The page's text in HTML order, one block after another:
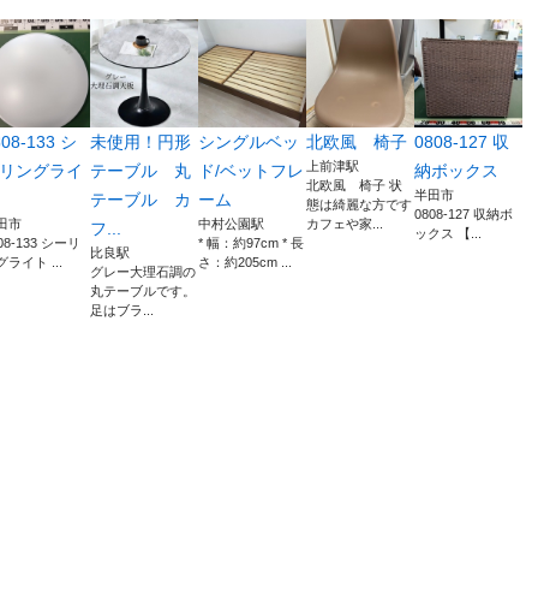
133 シ
ングライ
市
133 シーリ
ライト ...
未使用！円形
テーブル 丸
テーブル カ
フ...
比良駅
グレー大理石調の
丸テーブルです。
足はブラ...
シングルベッ
ド/ベットフレ
ーム
中村公園駅
* 幅：約97cm * 長
さ：約205cm ...
北欧風 椅子
上前津駅
北欧風 椅子 状
態は綺麗な方です
カフェや家...
0808-127 収
納ボックス
半田市
0808-127 収納ボ
ックス 【...